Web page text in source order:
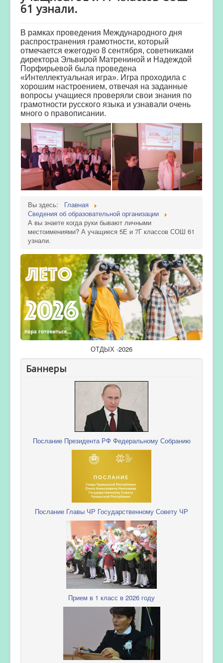
61 узнали.
В рамках проведения Международного дня
распространения грамотности, который
отмечается ежегодно 8 сентября, советниками
директора Эльвирой Матрениной и Надеждой
Порфирьевой была проведена
«Интеллектуальная игра». Игра проходила с
хорошим настроением, отвечая на заданные
вопросы учащиеся проверяли свои знания по
грамотности русского языка и узнавали очень
много о правописании.
Вы здесь:
Главная
Сведения об образовательной организации
А вы знаете когда руки бывают личными
местоимениями? А учащиеся 5Е и 7Г классов СОШ 61
узнали.
ОТДЫХ -2026
Баннеры
Послание Президента РФ Федеральному Собранию
Послание Главы ЧР Государственному Совету ЧР
Прием в 1 класс в 2026 году